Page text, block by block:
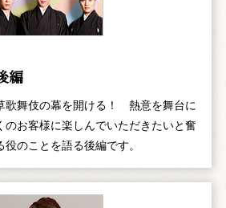
編
歌舞伎の幕を開ける！ 熱意を舞台に
のお客様に楽しんでいただきたいと奮
のことを語る後編です。